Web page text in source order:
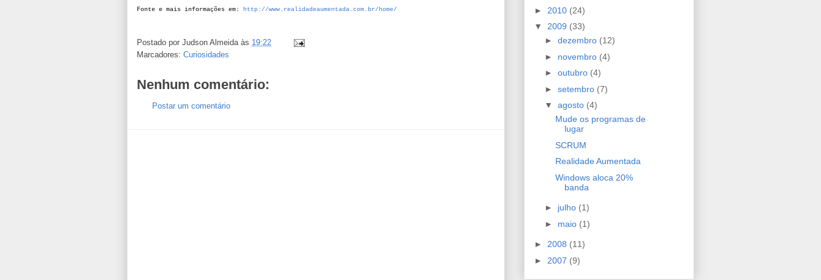
Fonte e mais informações em: http://www.realidadeaumentada.com.br/home/
Postado por Judson Almeida às 19:22
Marcadores: Curiosidades
Nenhum comentário:
Postar um comentário
► 2010 (24)
▼ 2009 (33)
► dezembro (12)
► novembro (4)
► outubro (4)
► setembro (7)
▼ agosto (4)
Mude os programas de
lugar
SCRUM
Realidade Aumentada
Windows aloca 20%
banda
► julho (1)
► maio (1)
► 2008 (11)
► 2007 (9)